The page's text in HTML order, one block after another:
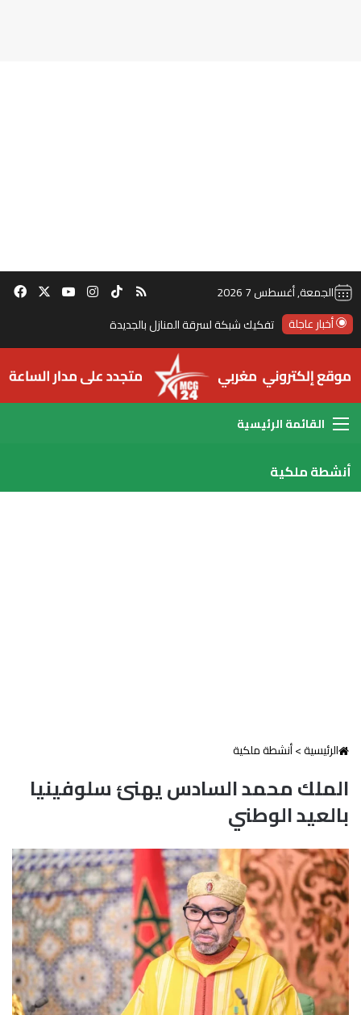
الجمعة, أغسطس 7 2026 ‫YouTubeانستقرام‫TikTok
ملخص الموقع RSS
أخبار عاجلة
القائمة
أنشطة ملكية
الرئيسية>أنشطة ملكية
الملك محمد السادس يهنئ سلوفينيا
بالعيد الوطني